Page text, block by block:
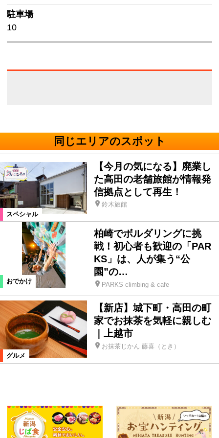
駐車場
10
同じエリアのスポット
スペシャル
【今月の気になる】廃業し
た高田の老舗旅館が情報発
信拠点として再生！
鈴木旅館
おでかけ
柏崎でボルダリングに挑
戦！初心者も歓迎の「PAR
KS」は、人が集う“公
園”の…
PARKS climbing & cafe
グルメ
【新店】城下町・高田の町
家でお抹茶を気軽に親しむ
｜上越市
お抹茶じかん 藤喜（とき）